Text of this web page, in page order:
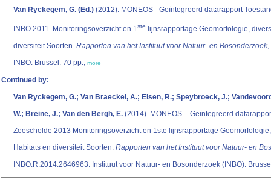
Van Ryckegem, G. (Ed.) (2012). MONEOS –Geïntegreerd datarapport
INBO 2011. Monitoringsoverzicht en 1ste
lijnsrapportage Geomorfologie,
diversiteit Soorten. Rapporten van het Instituut voor Natuur- en Bosonderzoek,
INBO: Brussel. 70 pp., more
Continued by:
Van Ryckegem, G.; Van Braeckel, A.; Elsen, R.; Speybroeck, J.;
W.; Breine, J.; Van den Bergh, E. (2014). MONEOS – Geïntegreerd
Zeeschelde 2013 Monitoringsoverzicht en 1ste lijnsrapportage
Habitats en diversiteit Soorten. Rapporten van het Instituut voor Natuur- en
INBO.R.2014.2646963. Instituut voor Natuur- en Bosonderzoek (INBO):